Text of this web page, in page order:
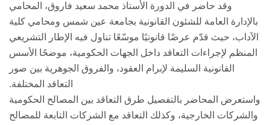
وقد حاضر في الدورة الأستاذ محمد سعيد فاروق، المحامي
بالإدارة العامة للشئون القانونية بجامعة عين شمس ومحامي كلية
الآداب، حيث قدّم عرضًا قانونيًا موسّعًا تناول فيه الإطار التشريعي
المنظم لإجراءات التعاقد داخل الجهات الحكومية، موضحًا الأسس
القانونية السليمة لإبرام العقود، والفروق الجوهرية بين صور
التعاقد المختلفة.
واستعرض المحاضر بالتفصيل طرق التعاقد بين المصالح الحكومية
والشركات الخارجية، وكذلك التعاقد مع الشركات التابعة للمصالح